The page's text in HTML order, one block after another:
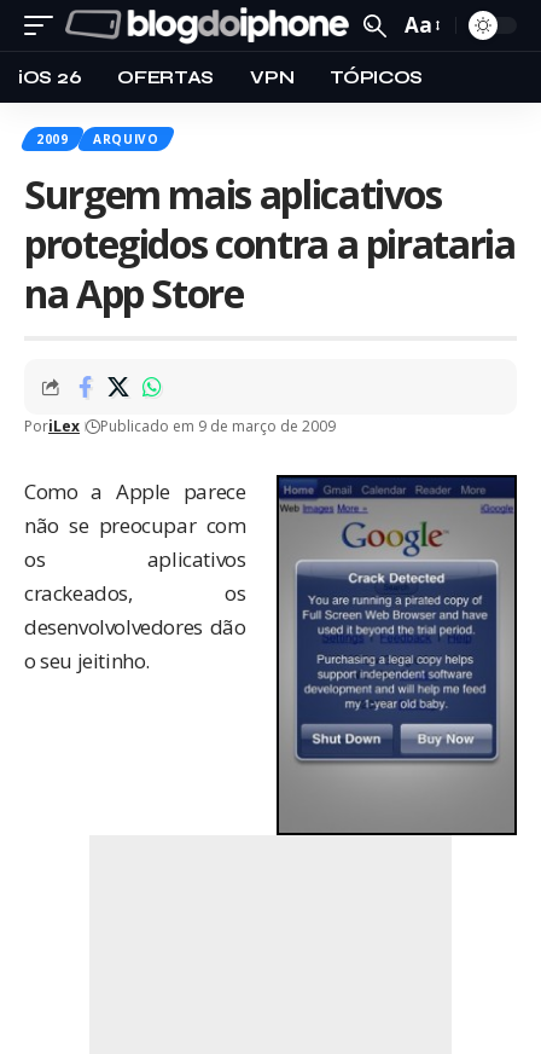
Aa
iOS 26 OFERTAS VPN TÓPICOS
2009 ARQUIVO
Surgem mais aplicativos
protegidos contra a pirataria
na App Store
PoriLex Publicado em 9 de março de 2009
Como a Apple parece
não se preocupar com
os aplicativos
crackeados, os
desenvolvolvedores dão
o seu jeitinho.